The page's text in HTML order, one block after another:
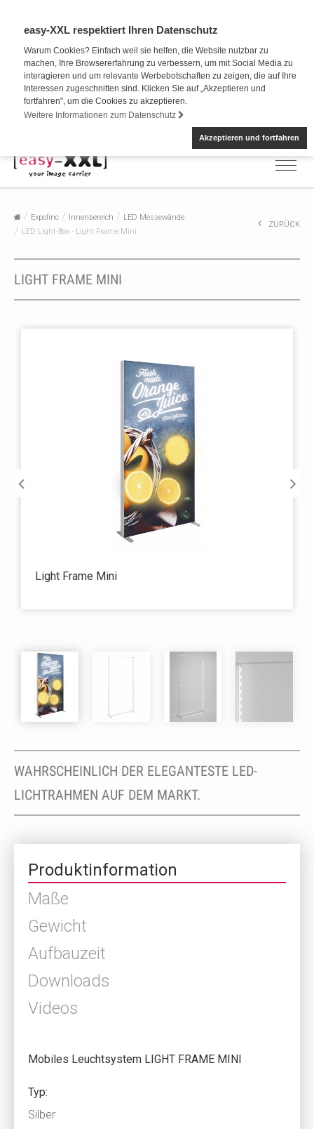
easy-XXL respektiert Ihren Datenschutz
Warum Cookies? Einfach weil sie helfen, die Website nutzbar zu
machen, Ihre Browsererfahrung zu verbessern, um mit Social Media zu
interagieren und um relevante Werbebotschaften zu zeigen, die auf Ihre
Interessen zugeschnitten sind. Klicken Sie auf „Akzeptieren und
fortfahren", um die Cookies zu akzeptieren.
Weitere Informationen zum Datenschutz
Akzeptieren und fortfahren
Expolinc Innenbereich
LED Messewände
LED Light-Box - Light Frame Mini
ZURÜCK
LIGHT FRAME MINI
Light Frame Mini
WAHRSCHEINLICH DER ELEGANTESTE LED-
LICHTRAHMEN AUF DEM MARKT.
Produktinformation
Maße
Gewicht
Aufbauzeit
Downloads
Videos
Mobiles Leuchtsystem LIGHT FRAME MINI
Typ:
Silber